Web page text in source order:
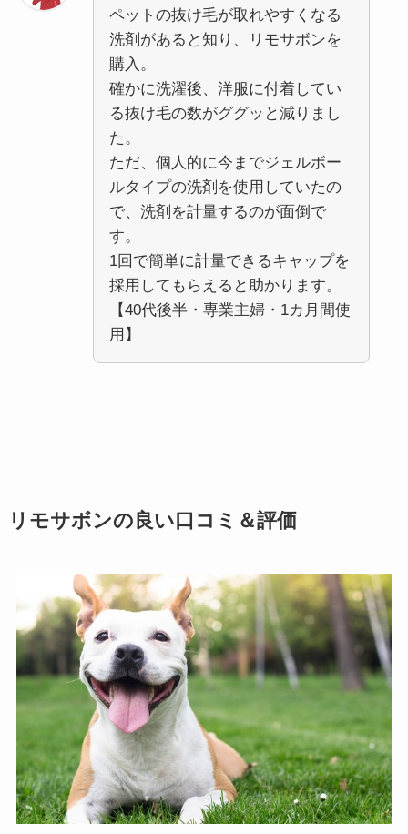
ペットの抜け毛が取れやすくなる
洗剤があると知り、リモサボンを
購入。
確かに洗濯後、洋服に付着してい
る抜け毛の数がググッと減りまし
た。
ただ、個人的に今までジェルボー
ルタイプの洗剤を使用していたの
で、洗剤を計量するのが面倒で
す。
1回で簡単に計量できるキャップを
採用してもらえると助かります。
【40代後半・専業主婦・1カ月間使
用】
リモサボンの良い口コミ＆評価